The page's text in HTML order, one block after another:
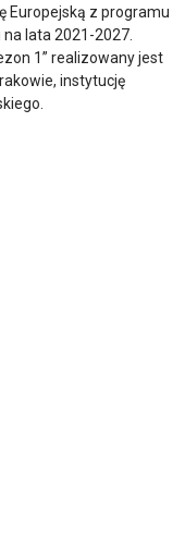
Europejską z programu
na lata 2021-2027.
1” realizowany jest
instytucję